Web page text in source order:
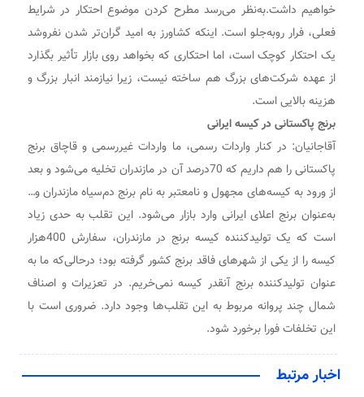
خواهیم داشت.به‌نظر می‌رسد مطرح کردن موضوع احتکار در شرایط
فعلی، فرار روبه‌جلو است. اینکه کشاورز به امید گران‌تر شدن نفروشد
یک احتکار کوچک است، اما احتکاری که بخواهد روی بازار تأثیر بگذارد
از عهده شرکت‌های بزرگ هم ساخته نیست، زیرا نیازمند انبار بزرگ و
هزینه بالایی است.
برنج پاکستانی در کیسه ایرانی
آقاجانیان: در کنار واردات رسمی، ما واردات غیررسمی و قاچاق برنج
پاکستانی را هم داریم که 70درصد آن در مازندران تخلیه می‌شود و بعد
از ورود به کیسه‌های مجهول و نامعتبر به نام برنج دم‌سیاه مازندران و…
به‌عنوان برنج اعلای ایرانی وارد بازار می‌شود. این تقلب به حدی زیاد
است که یک تولیدکننده کیسه برنج در مازندران، سفارش 400هزار
کیسه را از یکی از شهرهای فاقد برنج کشور گرفته بود؛ درحالی‌که ما به
عنوان تولیدکننده برنج آنقدر کیسه نمی‌خریم. در تعزیرات و اصناف
شمال چند پروانه مربوط به این تقلب‌ها وجود دارد. ضروری است با
این تخلفات فورا برخورد شود.
اخبار مرتبط